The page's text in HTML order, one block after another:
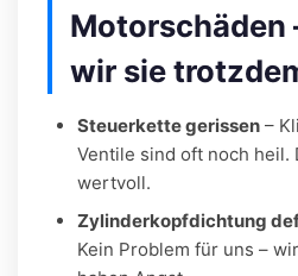
Motorschäden
wir sie
Steuerkette gerissen –
Ventile sind oft noch heil.
wertvoll.
Zylinderkopfdichtung
Kein Problem für uns –